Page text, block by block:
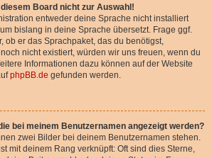
Board nicht zur Auswahl!
entweder deine Sprache nicht installiert
bislang in deine Sprache übersetzt. Frage ggf.
ob er das Sprachpaket, das du benötigst,
nicht existiert, würden wir uns freuen, wenn du
Informationen dazu können auf der Website
phpBB.de gefunden werden.
bei meinem Benutzernamen angezeigt werden?
zwei Bilder bei deinem Benutzernamen stehen.
mit deinem Rang verknüpft: Oft sind dies Sterne,